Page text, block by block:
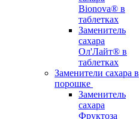
Bionova® в
таблетках
Заменитель
сахара
Ол'Лайт® в
таблетках
Заменители сахара в
порошке
Заменитель
сахара
Фруктоза